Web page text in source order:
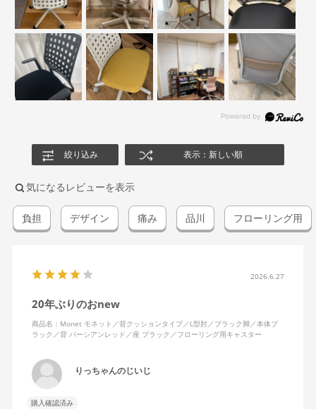
絞り込み 表示：新しい順
気になるレビューを表示
負担 デザイン 痛み 品川 フローリング用
2026.6.27
20年ぶりのおnew
商品名：Monet モネット／背クッションタイプ／L型肘／ブラック脚／本体ブ
ラック／背 パーシアンレッド／座 ブラック／フローリング用キャスター
りっちゃんのじいじ
購入確認済み